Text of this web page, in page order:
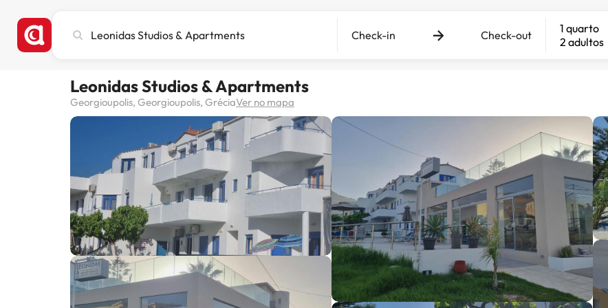
cidade,
destino
Check-in Check-out
1 quarto
2 adultos
Leonidas Studios & Apartments
Georgioupolis, Georgioupolis, GréciaVer no mapa